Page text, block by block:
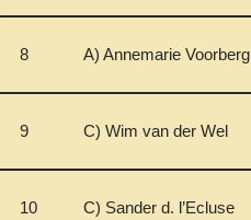
8 A) Annemarie Voorberg
9 C) Wim van der Wel
10 C) Sander d. l’Ecluse